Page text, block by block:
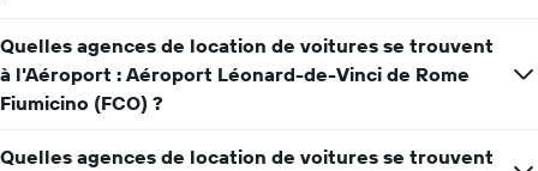
Quelles agences de location de voitures se trouvent
à l'Aéroport : Aéroport Léonard-de-Vinci de Rome
Fiumicino (FCO) ?
Quelles agences de location de voitures se trouvent